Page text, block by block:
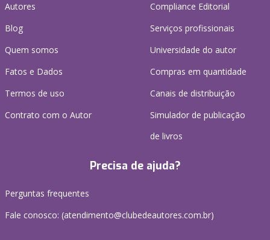
Autores
Blog
Quem somos
Fatos e Dados
Termos de uso
Contrato com o Autor
Compliance Editorial
Serviços profissionais
Universidade do autor
Compras em quantidade
Canais de distribuição
Simulador de publicação
de livros
Precisa de ajuda?
Perguntas frequentes
Fale conosco: (atendimento@clubedeautores.com.br)